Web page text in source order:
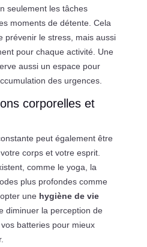
seulement les tâches
moments de détente. Cela
prévenir le stress, mais aussi
pour chaque activité. Une
aussi un espace pour
des urgences.
corporelles et
peut également être
corps et votre esprit.
comme le yoga, la
plus profondes comme
une hygiène de vie
diminuer la perception de
batteries pour mieux